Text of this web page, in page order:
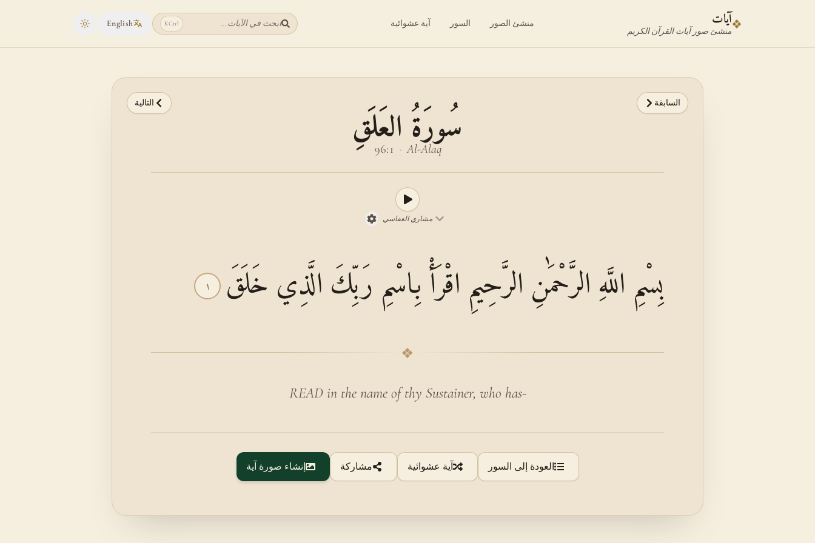
❖آيات
منشئ صور آيات القرآن الكريم
منشئ الصور السور آية عشوائية ابحث في الآيات... Ctrl
K
English
Toggle theme
السابقة التالية
سُورَةُ العَلَقِ
Al-Alaq
·
96:1
مشاري العفاسي
بِسْمِ اللَّهِ الرَّحْمَٰنِ الرَّحِيمِ اقْرَأْ بِاسْمِ رَبِّكَ الَّذِي خَلَقَ ١
❖
READ in the name of thy Sustainer, who has-
العودة إلى السور آية عشوائية مشاركة إنشاء صورة آية